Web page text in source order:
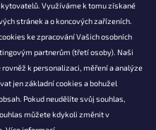
Využíváme k tomu získané
stránek a o koncových zařízeních.
ke zpracování Vašich osobních
partnerům (třetí osoby). Naši
k personalizaci, měření a analýze
jen základní cookies a bohužel
Pokud neudělíte svůj souhlas,
můžete kdykoli změnit v